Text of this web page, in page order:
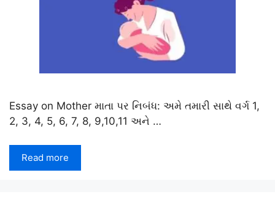
Essay on Mother માતા પર નિબંધ: અમે તમારી સાથે વર્ગ 1,
2, 3, 4, 5, 6, 7, 8, 9,10,11 અને …
Read more